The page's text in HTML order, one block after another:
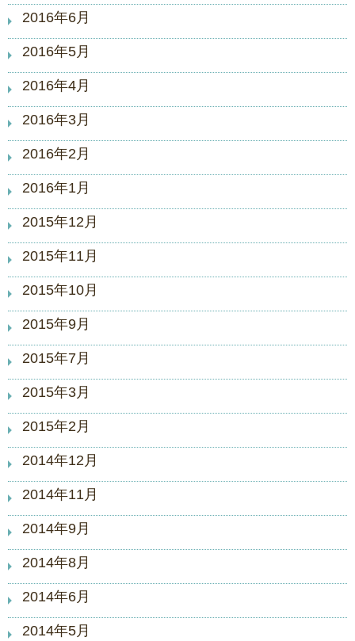
2016年6月
2016年5月
2016年4月
2016年3月
2016年2月
2016年1月
2015年12月
2015年11月
2015年10月
2015年9月
2015年7月
2015年3月
2015年2月
2014年12月
2014年11月
2014年9月
2014年8月
2014年6月
2014年5月